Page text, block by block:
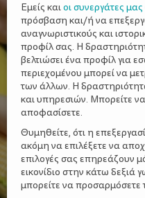
Εμείς καιοι συνεργάτες μας
πρόσβαση και/ή να
αναγνωριστικούς και
προφίλ σας. Η
βελτιώσει ένα προφίλ για
περιεχομένου μπορεί να
των άλλων. Η
και υπηρεσιών. Μπορείτε
αποφασίσετε.
Θυμηθείτε, ότι η
ακόμη να επιλέξετε να
επιλογές σας επηρεάζουν
εικονίδιο στην κάτω
μπορείτε να προσαρμόσετε